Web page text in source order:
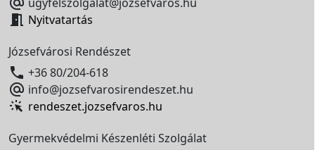
 Nyitvatartás
Józsefvárosi Rendészet
 +36 80/204-618
 info@jozsefvarosirendeszet.hu
rendeszet.jozsefvaros.hu
Gyermekvédelmi Készenléti Szolgálat